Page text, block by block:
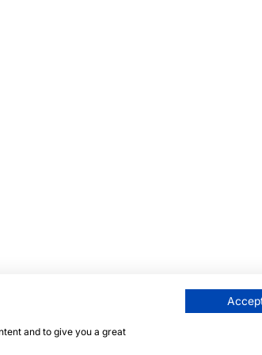
and to give you a great